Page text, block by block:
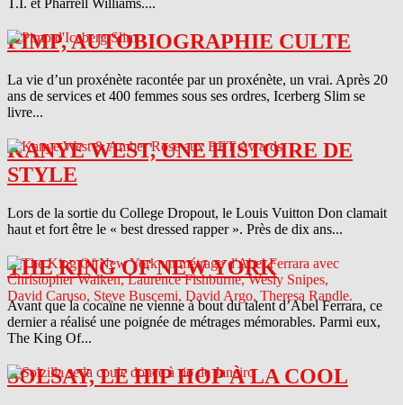
T.I. et Pharrell Williams....
PIMP, AUTOBIOGRAPHIE CULTE
La vie d’un proxénète racontée par un proxénète, un vrai. Après 20
ans de services et 400 femmes sous ses ordres, Icerberg Slim se
livre...
KANYE WEST, UNE HISTOIRE DE
STYLE
Lors de la sortie du College Dropout, le Louis Vuitton Don clamait
haut et fort être le « best dressed rapper ». Près de dix ans...
THE KING OF NEW YORK
Avant que la cocaïne ne vienne à bout du talent d’Abel Ferrara, ce
dernier a réalisé une poignée de métrages mémorables. Parmi eux,
The King Of...
SOLSAY, LE HIP HOP À LA COOL